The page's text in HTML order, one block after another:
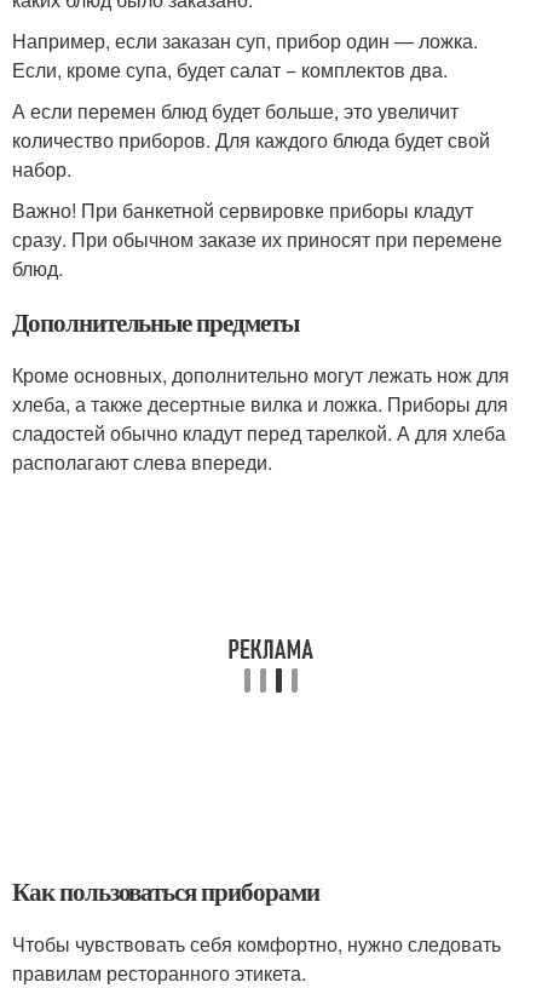
Например, если заказан суп, прибор один — ложка.
Если, кроме супа, будет салат − комплектов два.
А если перемен блюд будет больше, это увеличит
количество приборов. Для каждого блюда будет свой
набор.
Важно! При банкетной сервировке приборы кладут
сразу. При обычном заказе их приносят при перемене
блюд.
Дополнительные предметы
Кроме основных, дополнительно могут лежать нож для
хлеба, а также десертные вилка и ложка. Приборы для
сладостей обычно кладут перед тарелкой. А для хлеба
располагают слева впереди.
Как пользоваться приборами
Чтобы чувствовать себя комфортно, нужно следовать
правилам ресторанного этикета.